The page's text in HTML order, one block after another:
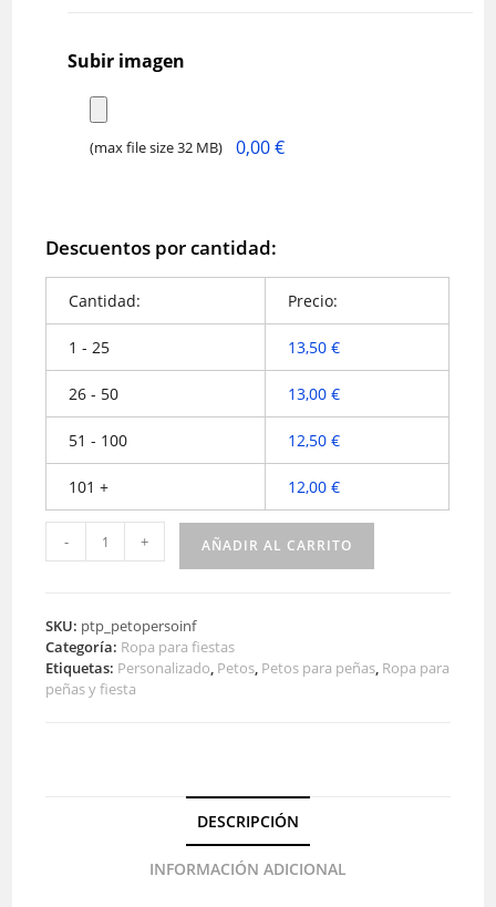
Subir imagen
(max file size 32 MB) 0,00 €
Descuentos por cantidad:
Cantidad: Precio:
1 - 25 13,50€
26 - 50 13,00€
51 - 100 12,50€
101 + 12,00€
para
Personalizado
cantidad
- + AÑADIR AL CARRITO
SKU: ptp_petopersoinf
Categoría: Ropa para fiestas
Etiquetas: Personalizado, Petos, Petos para peñas, Ropa para
peñas y fiesta
DESCRIPCIÓN
INFORMACIÓN ADICIONAL